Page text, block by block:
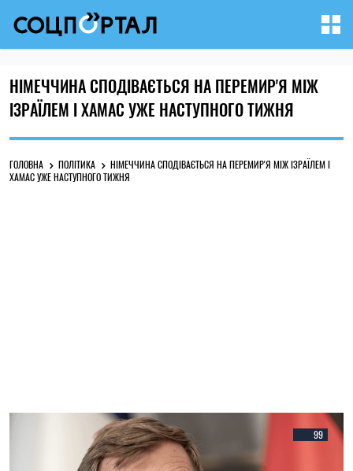
НІМЕЧЧИНА СПОДІВАЄТЬСЯ НА ПЕРЕМИР'Я МІЖ
ІЗРАЇЛЕМ І ХАМАС УЖЕ НАСТУПНОГО ТИЖНЯ
ГОЛОВНА ПОЛІТИКА
НІМЕЧЧИНА СПОДІВАЄТЬСЯ НА ПЕРЕМИР'Я МІЖ ІЗРАЇЛЕМ І
ХАМАС УЖЕ НАСТУПНОГО ТИЖНЯ
99